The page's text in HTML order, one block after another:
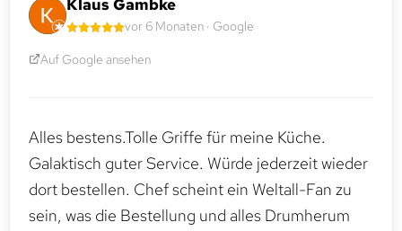
Klaus Gambke
vor 6 Monaten · Google
Auf Google ansehen
Alles bestens.Tolle Griffe für meine Küche.
Galaktisch guter Service. Würde jederzeit wieder
dort bestellen. Chef scheint ein Weltall-Fan zu
sein, was die Bestellung und alles Drumherum